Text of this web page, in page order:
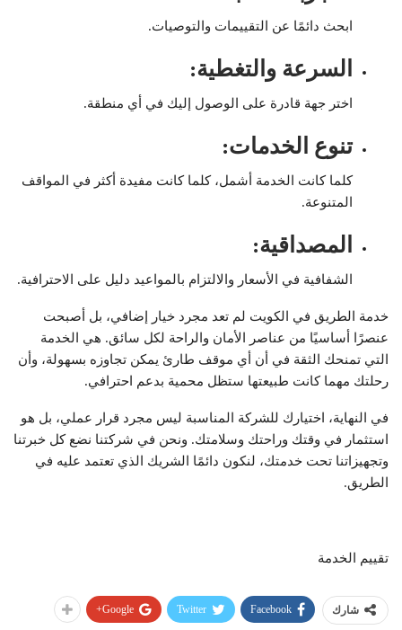
ابحث دائمًا عن التقييمات والتوصيات.
السرعة والتغطية:
اختر جهة قادرة على الوصول إليك في أي منطقة.
تنوع الخدمات:
كلما كانت الخدمة أشمل، كلما كانت مفيدة أكثر في المواقف
المتنوعة.
المصداقية:
الشفافية في الأسعار والالتزام بالمواعيد دليل على الاحترافية.
خدمة الطريق في الكويت لم تعد مجرد خيار إضافي، بل أصبحت
عنصرًا أساسيًا من عناصر الأمان والراحة لكل سائق. هي الخدمة
التي تمنحك الثقة في أن أي موقف طارئ يمكن تجاوزه بسهولة، وأن
رحلتك مهما كانت طبيعتها ستظل محمية بدعم احترافي.
في النهاية، اختيارك للشركة المناسبة ليس مجرد قرار عملي، بل هو
استثمار في وقتك وراحتك وسلامتك. ونحن في شركتنا نضع كل خبرتنا
وتجهيزاتنا تحت خدمتك، لنكون دائمًا الشريك الذي تعتمد عليه في
الطريق.
تقييم الخدمة
شارك Facebook
Twitter
Google+